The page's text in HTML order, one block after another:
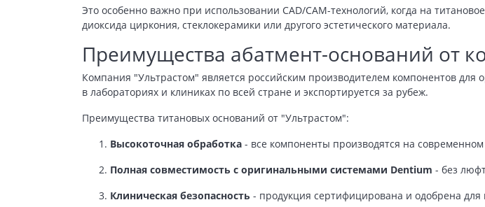
Это особенно важно при использовании CAD/CAM-технологий, когда на
диоксида циркония, стеклокерамики или другого эстетического материала.
Преимущества абатмент-оснований от
Компания "Ультрастом" является российским производителем компонентов
в лабораториях и клиниках по всей стране и экспортируется за рубеж.
Преимущества титановых оснований от "Ультрастом":
Высокоточная обработка - все компоненты производятся на
Полная совместимость с оригинальными системами Dentium - без
Клиническая безопасность - продукция сертифицирована и одобрена